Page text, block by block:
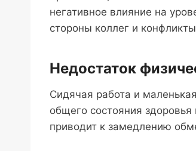
негативное влияние на
стороны коллег и
Недостаток
Сидячая работа и
общего состояния
приводит к замедлению